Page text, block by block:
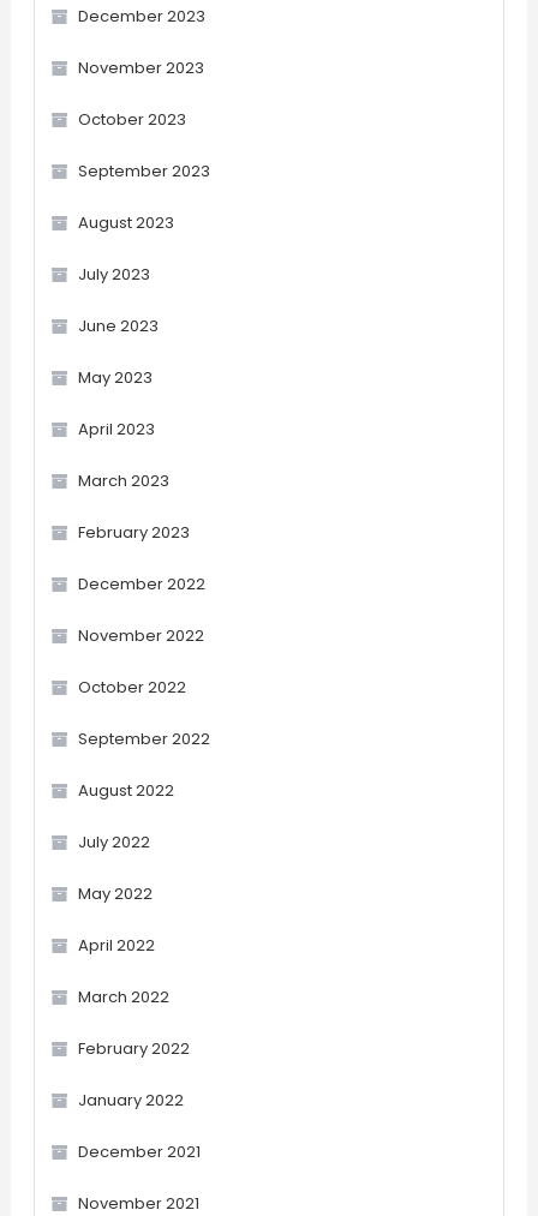
December 2023
November 2023
October 2023
September 2023
August 2023
July 2023
June 2023
May 2023
April 2023
March 2023
February 2023
December 2022
November 2022
October 2022
September 2022
August 2022
July 2022
May 2022
April 2022
March 2022
February 2022
January 2022
December 2021
November 2021